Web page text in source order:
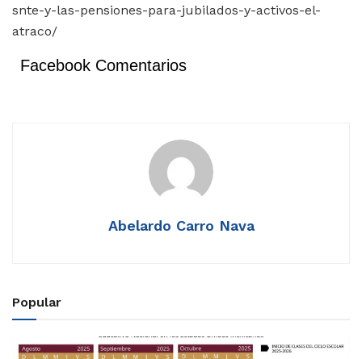
snte-y-las-pensiones-para-jubilados-y-activos-el-
atraco/
Facebook Comentarios
Abelardo Carro Nava
Popular